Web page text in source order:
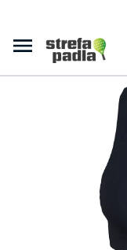
Tommy
Essent -